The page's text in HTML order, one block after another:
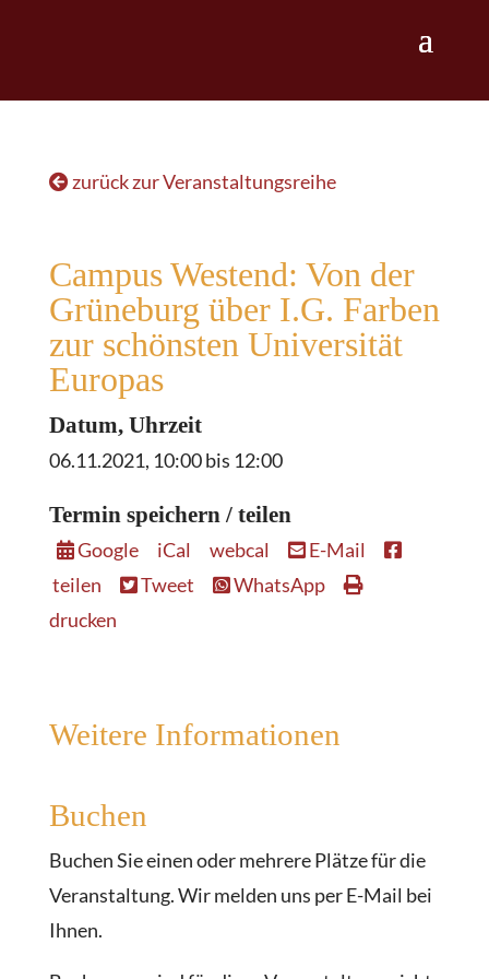
zurück zur Veranstaltungsreihe
Campus Westend: Von der
Grüneburg über I.G. Farben
zur schönsten Universität
Europas
Datum, Uhrzeit
06.11.2021, 10:00 bis 12:00
Termin speichern / teilen
Google iCal webcal
E-Mail
teilen
Tweet
WhatsApp
drucken
Weitere Informationen
Buchen
Buchen Sie einen oder mehrere Plätze für die
Veranstaltung. Wir melden uns per E-Mail bei
Ihnen.